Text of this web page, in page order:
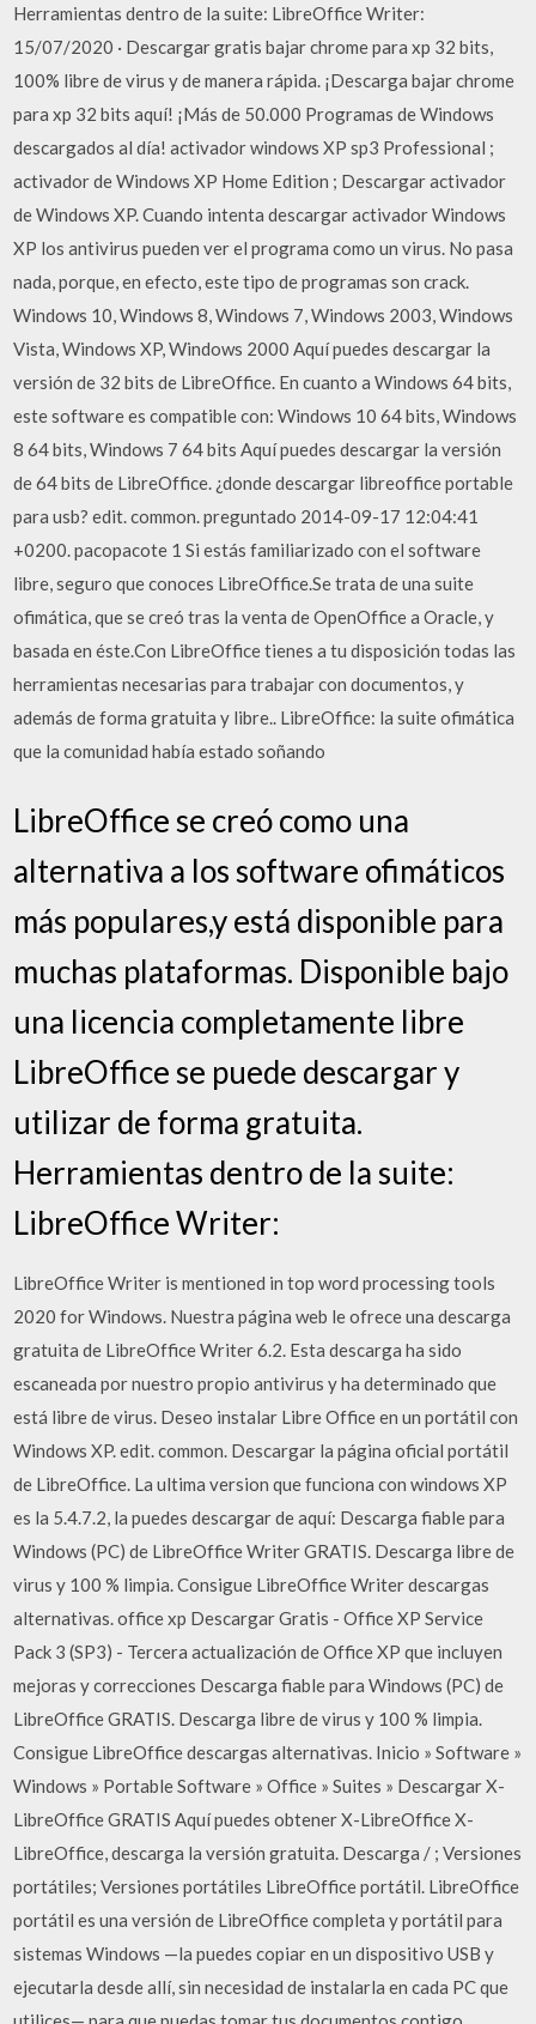
Herramientas dentro de la suite: LibreOffice Writer:
15/07/2020 · Descargar gratis bajar chrome para xp 32 bits,
100% libre de virus y de manera rápida. ¡Descarga bajar chrome
para xp 32 bits aquí! ¡Más de 50.000 Programas de Windows
descargados al día! activador windows XP sp3 Professional ;
activador de Windows XP Home Edition ; Descargar activador
de Windows XP. Cuando intenta descargar activador Windows
XP los antivirus pueden ver el programa como un virus. No pasa
nada, porque, en efecto, este tipo de programas son crack.
Windows 10, Windows 8, Windows 7, Windows 2003, Windows
Vista, Windows XP, Windows 2000 Aquí puedes descargar la
versión de 32 bits de LibreOffice. En cuanto a Windows 64 bits,
este software es compatible con: Windows 10 64 bits, Windows
8 64 bits, Windows 7 64 bits Aquí puedes descargar la versión
de 64 bits de LibreOffice. ¿donde descargar libreoffice portable
para usb? edit. common. preguntado 2014-09-17 12:04:41
+0200. pacopacote 1 Si estás familiarizado con el software
libre, seguro que conoces LibreOffice.Se trata de una suite
ofimática, que se creó tras la venta de OpenOffice a Oracle, y
basada en éste.Con LibreOffice tienes a tu disposición todas las
herramientas necesarias para trabajar con documentos, y
además de forma gratuita y libre.. LibreOffice: la suite ofimática
que la comunidad había estado soñando
LibreOffice se creó como una
alternativa a los software ofimáticos
más populares,y está disponible para
muchas plataformas. Disponible bajo
una licencia completamente libre
LibreOffice se puede descargar y
utilizar de forma gratuita.
Herramientas dentro de la suite:
LibreOffice Writer:
LibreOffice Writer is mentioned in top word processing tools
2020 for Windows. Nuestra página web le ofrece una descarga
gratuita de LibreOffice Writer 6.2. Esta descarga ha sido
escaneada por nuestro propio antivirus y ha determinado que
está libre de virus. Deseo instalar Libre Office en un portátil con
Windows XP. edit. common. Descargar la página oficial portátil
de LibreOffice. La ultima version que funciona con windows XP
es la 5.4.7.2, la puedes descargar de aquí: Descarga fiable para
Windows (PC) de LibreOffice Writer GRATIS. Descarga libre de
virus y 100 % limpia. Consigue LibreOffice Writer descargas
alternativas. office xp Descargar Gratis - Office XP Service
Pack 3 (SP3) - Tercera actualización de Office XP que incluyen
mejoras y correcciones Descarga fiable para Windows (PC) de
LibreOffice GRATIS. Descarga libre de virus y 100 % limpia.
Consigue LibreOffice descargas alternativas. Inicio » Software »
Windows » Portable Software » Office » Suites » Descargar X-
LibreOffice GRATIS Aquí puedes obtener X-LibreOffice X-
LibreOffice, descarga la versión gratuita. Descarga / ; Versiones
portátiles; Versiones portátiles LibreOffice portátil. LibreOffice
portátil es una versión de LibreOffice completa y portátil para
sistemas Windows —la puedes copiar en un dispositivo USB y
ejecutarla desde allí, sin necesidad de instalarla en cada PC que